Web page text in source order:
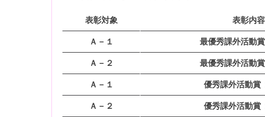
表彰対象 表彰内容
Ａ－１
最優秀課外活動賞
Ａ－２
最優秀課外活動賞
Ａ－１
優秀課外活動賞
Ａ－２
優秀課外活動賞